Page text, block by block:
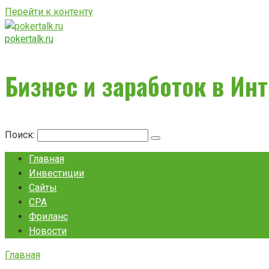
Перейти к контенту
pokertalk.ru
Бизнес и заработок в
Поиск:
Главная
Инвестиции
Сайты
CPA
Фриланс
Новости
Главная